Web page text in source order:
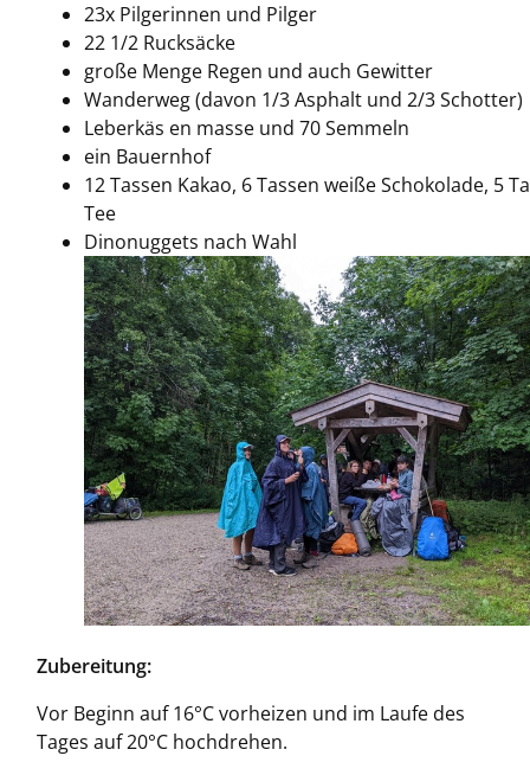
23x Pilgerinnen und Pilger
22 1/2 Rucksäcke
große Menge Regen und auch Gewitter
Wanderweg (davon 1/3 Asphalt und 2/3 Schotter)
Leberkäs en masse und 70 Semmeln
ein Bauernhof
12 Tassen Kakao, 6 Tassen weiße Schokolade, 5
Tee
Dinonuggets nach Wahl
Zubereitung:
Vor Beginn auf 16°C vorheizen und im Laufe des
Tages auf 20°C hochdrehen.